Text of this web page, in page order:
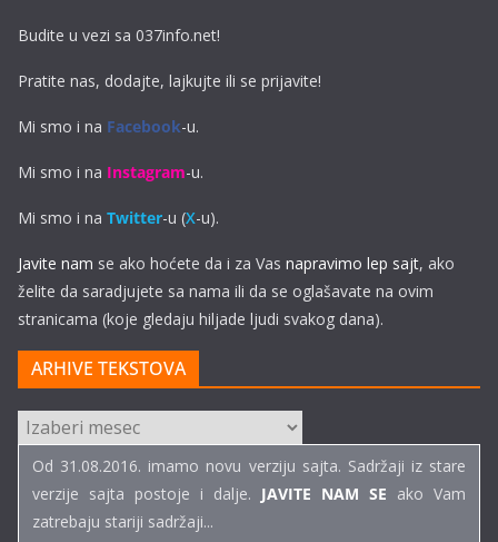
Budite u vezi sa 037info.net!
Pratite nas, dodajte, lajkujte ili se prijavite!
Mi smo i na Facebook-u.
Mi smo i na Instagram-u.
Mi smo i na Twitter-u (X-u).
Javite nam se ako hoćete da i za Vas napravimo lep sajt, ako
želite da saradjujete sa nama ili da se oglašavate na ovim
stranicama (koje gledaju hiljade ljudi svakog dana).
ARHIVE TEKSTOVA
ARHIVE
TEKSTOVA
Od 31.08.2016. imamo novu verziju sajta. Sadržaji iz stare
verzije sajta postoje i dalje. JAVITE NAM SE ako Vam
zatrebaju stariji sadržaji...